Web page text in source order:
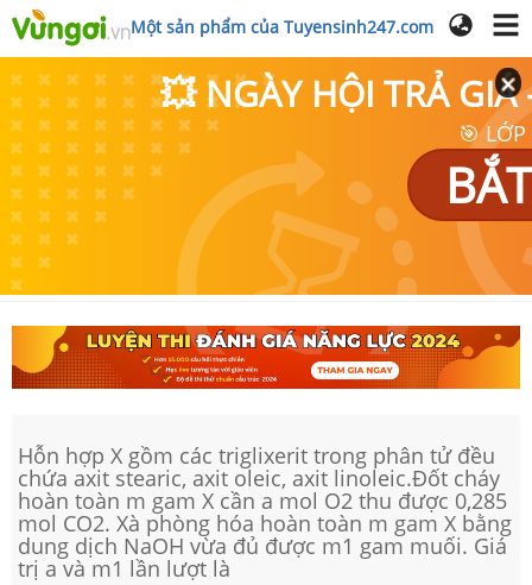
Một sản phẩm của Tuyensinh247.com
💥 NGÀY HỘI TRẢ GIÁ
🎯
Hỗn hợp X gồm các triglixerit trong phân tử đều
chứa axit stearic, axit oleic, axit linoleic.Đốt cháy
hoàn toàn m gam X cần a mol O2 thu được 0,285
mol CO2. Xà phòng hóa hoàn toàn m gam X bằng
dung dịch NaOH vừa đủ được m1 gam muối. Giá
trị a và m1 lần lượt là